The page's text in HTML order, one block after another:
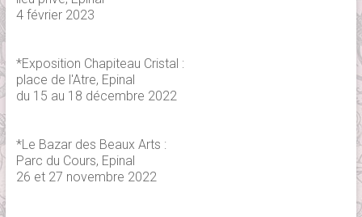
4 février 2023
*Exposition Chapiteau Cristal :
place de l'Atre, Epinal
du 15 au 18 décembre 2022
*Le Bazar des Beaux Arts :
Parc du Cours, Epinal
26 et 27 novembre 2022